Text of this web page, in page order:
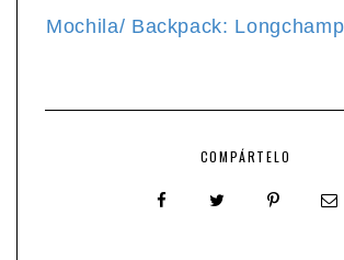
Mochila/ Backpack:
COMPÁRTELO